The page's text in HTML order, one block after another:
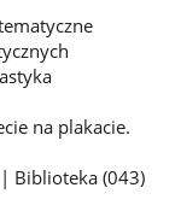
na plakacie.
Biblioteka (043)